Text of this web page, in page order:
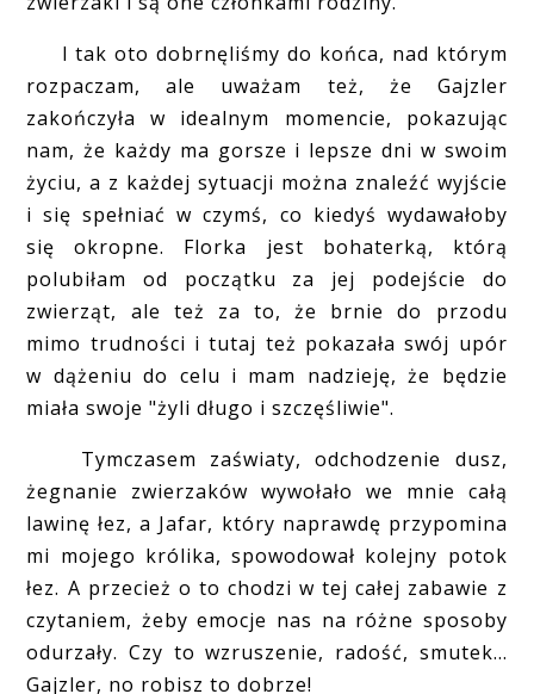
I tak oto dobrnęliśmy do końca, nad którym
rozpaczam, ale uważam też, że Gajzler
zakończyła w idealnym momencie, pokazując
nam, że każdy ma gorsze i lepsze dni w swoim
życiu, a z każdej sytuacji można znaleźć wyjście
i się spełniać w czymś, co kiedyś wydawałoby
się okropne. Florka jest bohaterką, którą
polubiłam od początku za jej podejście do
zwierząt, ale też za to, że brnie do przodu
mimo trudności i tutaj też pokazała swój upór
w dążeniu do celu i mam nadzieję, że będzie
miała swoje "żyli długo i szczęśliwie".
Tymczasem zaświaty, odchodzenie dusz,
żegnanie zwierzaków wywołało we mnie całą
lawinę łez, a Jafar, który naprawdę przypomina
mi mojego królika, spowodował kolejny potok
łez. A przecież o to chodzi w tej całej zabawie z
czytaniem, żeby emocje nas na różne sposoby
odurzały. Czy to wzruszenie, radość, smutek...
Gajzler, no robisz to dobrze!